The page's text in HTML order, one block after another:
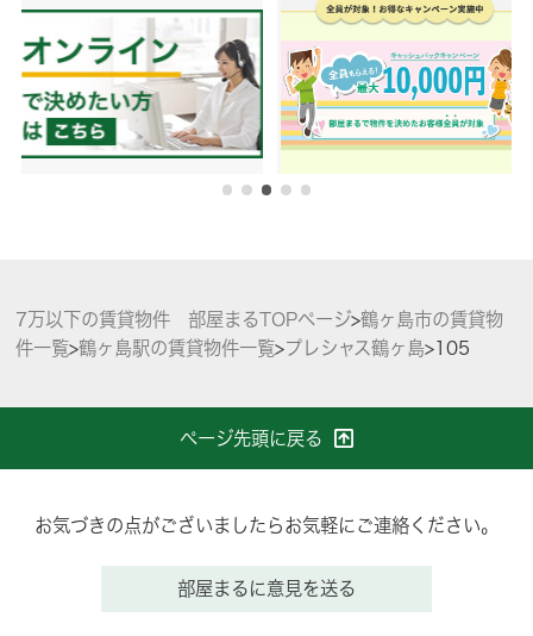
7万以下の賃貸物件 部屋まるTOPページ>鶴ヶ島市の賃貸物
件一覧>鶴ヶ島駅の賃貸物件一覧>プレシャス鶴ヶ島>105
ページ先頭に戻る
お気づきの点がございましたらお気軽にご連絡ください。
部屋まるに意見を送る